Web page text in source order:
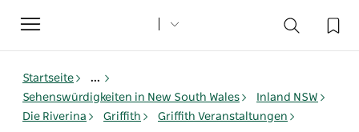
Toggle
navigation
Startseite
...
Sehenswürdigkeiten in New South Wales
Inland NSW
Die Riverina
Griffith
Griffith Veranstaltungen